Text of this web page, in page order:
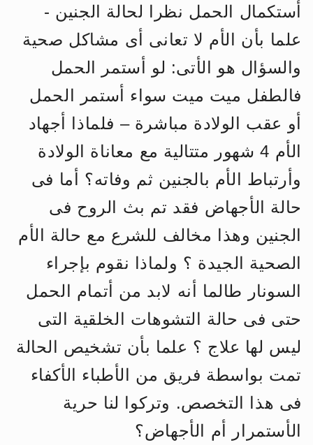
أستكمال الحمل نظرا لحالة الجنين -
علما بأن الأم لا تعانى أى مشاكل صحية
والسؤال هو الأتى: لو أستمر الحمل
فالطفل ميت ميت سواء أستمر الحمل
أو عقب الولادة مباشرة – فلماذا أجهاد
الأم 4 شهور متتالية مع معاناة الولادة
وأرتباط الأم بالجنين ثم وفاته؟ أما فى
حالة الأجهاض فقد تم بث الروح فى
الجنين وهذا مخالف للشرع مع حالة الأم
الصحية الجيدة ؟ ولماذا نقوم بإجراء
السونار طالما أنه لابد من أتمام الحمل
حتى فى حالة التشوهات الخلقية التى
ليس لها علاج ؟ علما بأن تشخيص الحالة
تمت بواسطة فريق من الأطباء الأكفاء
فى هذا التخصص. وتركوا لنا حرية
الأستمرار أم الأجهاض؟